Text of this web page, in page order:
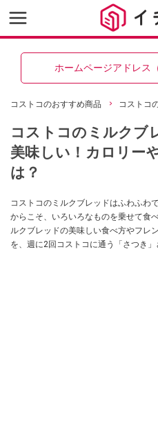
ホームページアドレス
コストコのおすすめ商品 コストコ
コストコのミルクブ
美味しい！カロリー
は？
コストコのミルクブレッドはふわふわ
からこそ、いろいろなものを乗せて食
ルクブレッドの美味しい食べ方やフレ
を、週に2回コストコに通う「さつき」